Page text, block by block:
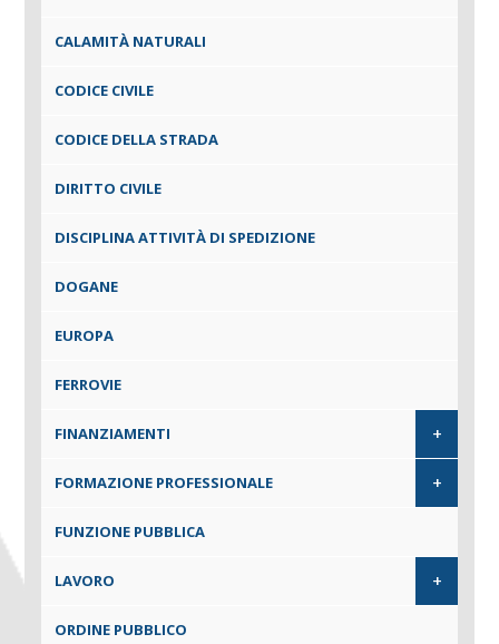
CALAMITÀ NATURALI
CODICE CIVILE
CODICE DELLA STRADA
DIRITTO CIVILE
DISCIPLINA ATTIVITÀ DI SPEDIZIONE
DOGANE
EUROPA
FERROVIE
FINANZIAMENTI +
FORMAZIONE PROFESSIONALE +
FUNZIONE PUBBLICA
LAVORO +
ORDINE PUBBLICO